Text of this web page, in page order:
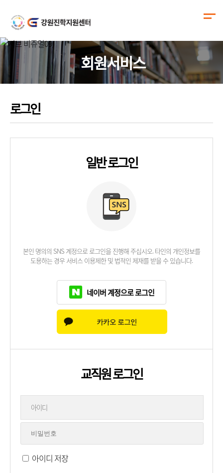
회원서비스
로그인
일반 로그인
본인 명의의 SNS 계정으로 로그인을 진행해 주십시오. 타인의 개인정보를
도용하는 경우 서비스 이용제한 및 법적인 제재를 받을 수 있습니다.
네이버 계정으로 로그인
교직원 로그인
아이디 저장